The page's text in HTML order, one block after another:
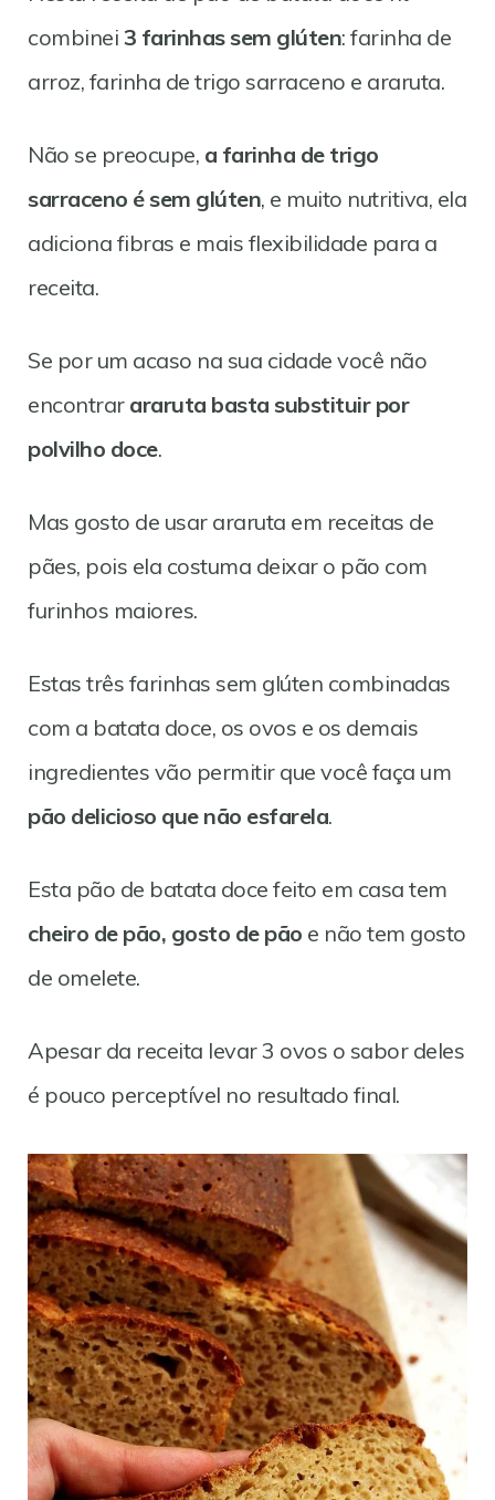
combinei 3 farinhas sem glúten: farinha de
arroz, farinha de trigo sarraceno e araruta.
Não se preocupe, a farinha de trigo
sarraceno é sem glúten, e muito nutritiva, ela
adiciona fibras e mais flexibilidade para a
receita.
Se por um acaso na sua cidade você não
encontrar araruta basta substituir por
polvilho doce.
Mas gosto de usar araruta em receitas de
pães, pois ela costuma deixar o pão com
furinhos maiores.
Estas três farinhas sem glúten combinadas
com a batata doce, os ovos e os demais
ingredientes vão permitir que você faça um
pão delicioso que não esfarela.
Esta pão de batata doce feito em casa tem
cheiro de pão, gosto de pão e não tem gosto
de omelete.
Apesar da receita levar 3 ovos o sabor deles
é pouco perceptível no resultado final.